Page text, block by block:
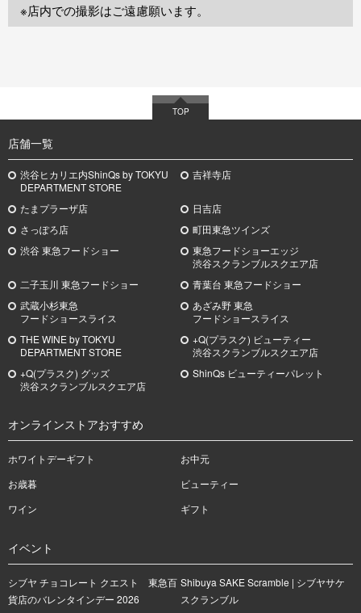
※店内での撮影はご遠慮願います。
TOP
店舗一覧
渋谷ヒカリエ内ShinQs by TOKYU
DEPARTMENT STORE
吉祥寺店
たまプラーザ店
日吉店
さっぽろ店
町田東急ツインズ
渋谷 東急フードショー
東急フードショーエッジ
渋谷スクランブルスクエア店
二子玉川 東急フードショー
青葉台 東急フードショー
武蔵小杉東急
フードショースライス
あざみ野東急
フードショースライス
THE WINE by TOKYU
DEPARTMENT STORE
+Q(プラスク) ビューティー
渋谷スクランブルスクエア店
+Q(プラスク) グッズ
渋谷スクランブルスクエア店
ShinQs ビューティーパレット
オンラインストアおすすめ
ホワイトデーギフト
お中元
お歳暮
ビューティー
ワイン
ギフト
イベント
シブヤ チョコレート クエスト 東急百
貨店のバレンタインデー 2026
Shibuya SAKE Scramble | シブヤサケ
スクランブル